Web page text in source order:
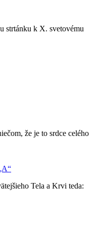
strtánku k X. svetovému
že je to srdce celého
Tela a Krvi teda: